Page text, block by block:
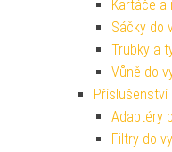
Kartáče
Sáčky do
Trubky a
Vůně do
Adaptéry
Filtry do